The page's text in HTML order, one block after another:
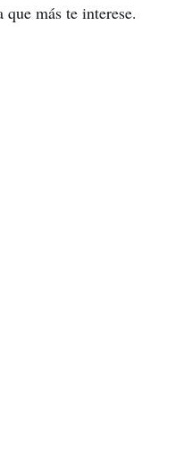
más te interese.